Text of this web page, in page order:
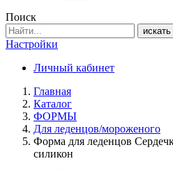
Поиск
искать
Настройки
Личный кабинет
Главная
Каталог
ФОРМЫ
Для леденцов/мороженого
Форма для леденцов
силикон